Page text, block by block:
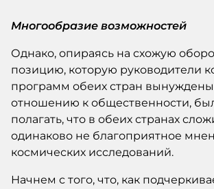
Многообразие возможностей
Однако, опираясь на схожую
позицию, которую руководители
программ обеих стран вынуждены
отношению к общественности,
полагать, что в обеих странах
одинаково не благоприятное
космических исследований.
Начнем с того, что, как